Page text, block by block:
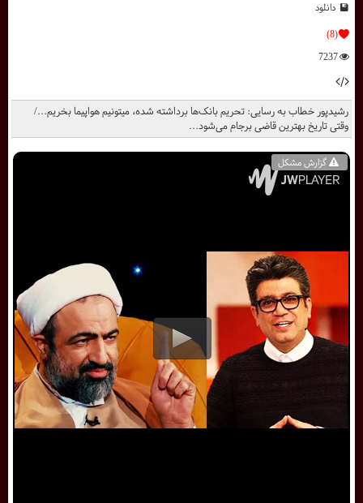
گزارش مشکل
رشیدپور خطاب به رسایی: تحریم بانک‌ها برداشته شده، میتونیم هواپیما بخریم.../
وقتی تاریخ بهترین قاضی برجام می‌شود...
دانلود
(8)
7237